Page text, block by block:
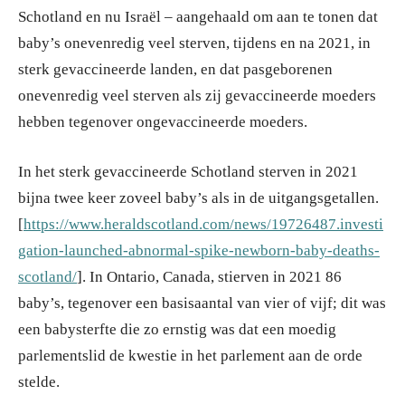
Schotland en nu Israël – aangehaald om aan te tonen dat
baby’s onevenredig veel sterven, tijdens en na 2021, in
sterk gevaccineerde landen, en dat pasgeborenen
onevenredig veel sterven als zij gevaccineerde moeders
hebben tegenover ongevaccineerde moeders.
In het sterk gevaccineerde Schotland sterven in 2021
bijna twee keer zoveel baby’s als in de uitgangsgetallen.
[https://www.heraldscotland.com/news/19726487.investi
gation-launched-abnormal-spike-newborn-baby-deaths-
scotland/]. In Ontario, Canada, stierven in 2021 86
baby’s, tegenover een basisaantal van vier of vijf; dit was
een babysterfte die zo ernstig was dat een moedig
parlementslid de kwestie in het parlement aan de orde
stelde.